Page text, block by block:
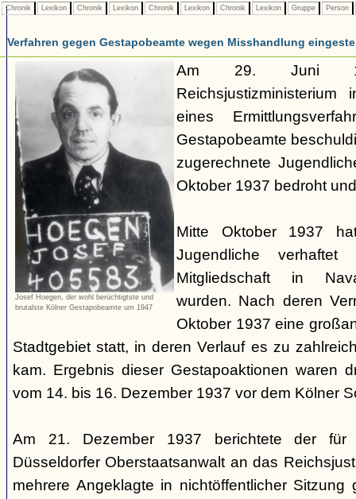
Chronik Lexikon Chronik Lexikon Chronik Lexikon Chronik Lexikon Gruppe Person
Verfahren gegen Gestapobeamte wegen Misshandlung
Josef Hoegen, der wohl berüchtigtste und
brutalste Kölner Gestapobeamte um 1947
Am 29. Juni
eines
Gestapobeamte
zugerechnete
Oktober 1937 bedroht
Mitte Oktober 1937
Jugendliche
Mitgliedschaft in
wurden. Nach deren
Oktober 1937 eine
Stadtgebiet statt, in deren Verlauf es zu
kam. Ergebnis dieser Gestapoaktionen waren
vom 14. bis 16. Dezember 1937 vor dem Kölner
Am 21. Dezember 1937 berichtete der für
Düsseldorfer Oberstaatsanwalt an das
mehrere Angeklagte in nichtöffentlicher Sitzung